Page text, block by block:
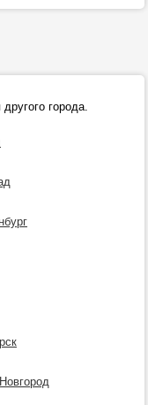
города.